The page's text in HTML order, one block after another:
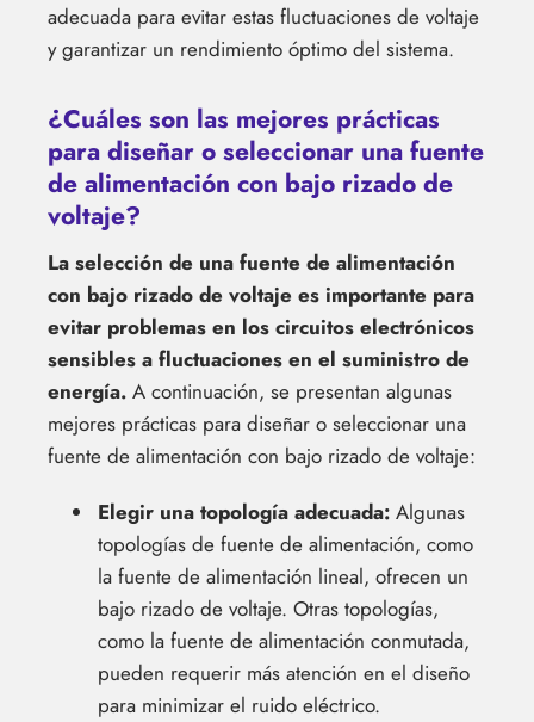
adecuada para evitar estas fluctuaciones de voltaje
y garantizar un rendimiento óptimo del sistema.
¿Cuáles son las mejores prácticas
para diseñar o seleccionar una fuente
de alimentación con bajo rizado de
voltaje?
La selección de una fuente de alimentación
con bajo rizado de voltaje es importante para
evitar problemas en los circuitos electrónicos
sensibles a fluctuaciones en el suministro de
energía. A continuación, se presentan algunas
mejores prácticas para diseñar o seleccionar una
fuente de alimentación con bajo rizado de voltaje:
Elegir una topología adecuada: Algunas
topologías de fuente de alimentación, como
la fuente de alimentación lineal, ofrecen un
bajo rizado de voltaje. Otras topologías,
como la fuente de alimentación conmutada,
pueden requerir más atención en el diseño
para minimizar el ruido eléctrico.